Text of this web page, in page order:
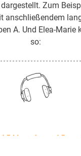
dargestellt. Zum
anschließendem
A. Und Elea-Marie
so: